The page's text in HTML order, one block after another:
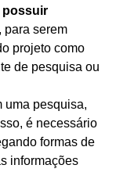
possuir
, para serem
projeto como
de pesquisa ou
uma pesquisa,
é necessário
formas de
informações